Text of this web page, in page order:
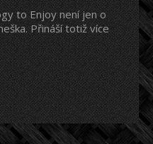
to Enjoy není jen o
Přináší totiž více